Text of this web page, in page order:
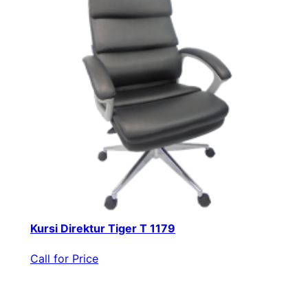
Kursi Direktur Tiger T 1179
Call for Price